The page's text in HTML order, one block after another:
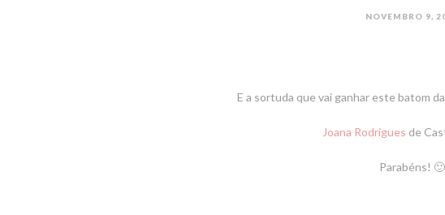
NOVEMBRO 9,
E a sortuda que vai ganhar este batom
Joana Rodrigues de
Parabéns! 🙂